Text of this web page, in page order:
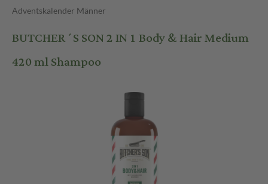
Adventskalender Männer
BUTCHER´S SON 2 IN 1 Body & Hair Medium
420 ml Shampoo